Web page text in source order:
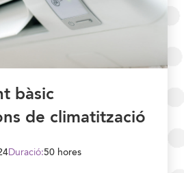
bàsic
de climatització
Duració:50 hores